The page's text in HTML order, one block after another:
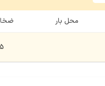
محل بار
5